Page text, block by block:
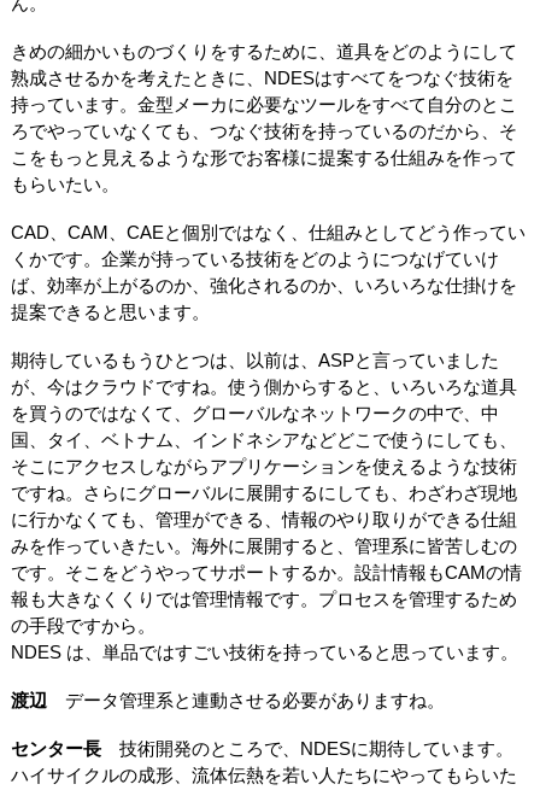
きめの細かいものづくりをするために、道具をどのようにして
熟成させるかを考えたときに、NDESはすべてをつなぐ技術を
持っています。金型メーカに必要なツールをすべて自分のとこ
ろでやっていなくても、つなぐ技術を持っているのだから、そ
こをもっと見えるような形でお客様に提案する仕組みを作って
もらいたい。
CAD、CAM、CAEと個別ではなく、仕組みとしてどう作ってい
くかです。企業が持っている技術をどのようにつなげていけ
ば、効率が上がるのか、強化されるのか、いろいろな仕掛けを
提案できると思います。
期待しているもうひとつは、以前は、ASPと言っていました
が、今はクラウドですね。使う側からすると、いろいろな道具
を買うのではなくて、グローバルなネットワークの中で、中
国、タイ、ベトナム、インドネシアなどどこで使うにしても、
そこにアクセスしながらアプリケーションを使えるような技術
ですね。さらにグローバルに展開するにしても、わざわざ現地
に行かなくても、管理ができる、情報のやり取りができる仕組
みを作っていきたい。海外に展開すると、管理系に皆苦しむの
です。そこをどうやってサポートするか。設計情報もCAMの情
報も大きなくくりでは管理情報です。プロセスを管理するため
の手段ですから。
NDES は、単品ではすごい技術を持っていると思っています。
渡辺 データ管理系と連動させる必要がありますね。
センター長技術開発のところで、NDESに期待しています。
ハイサイクルの成形、流体伝熱を若い人たちにやってもらいた